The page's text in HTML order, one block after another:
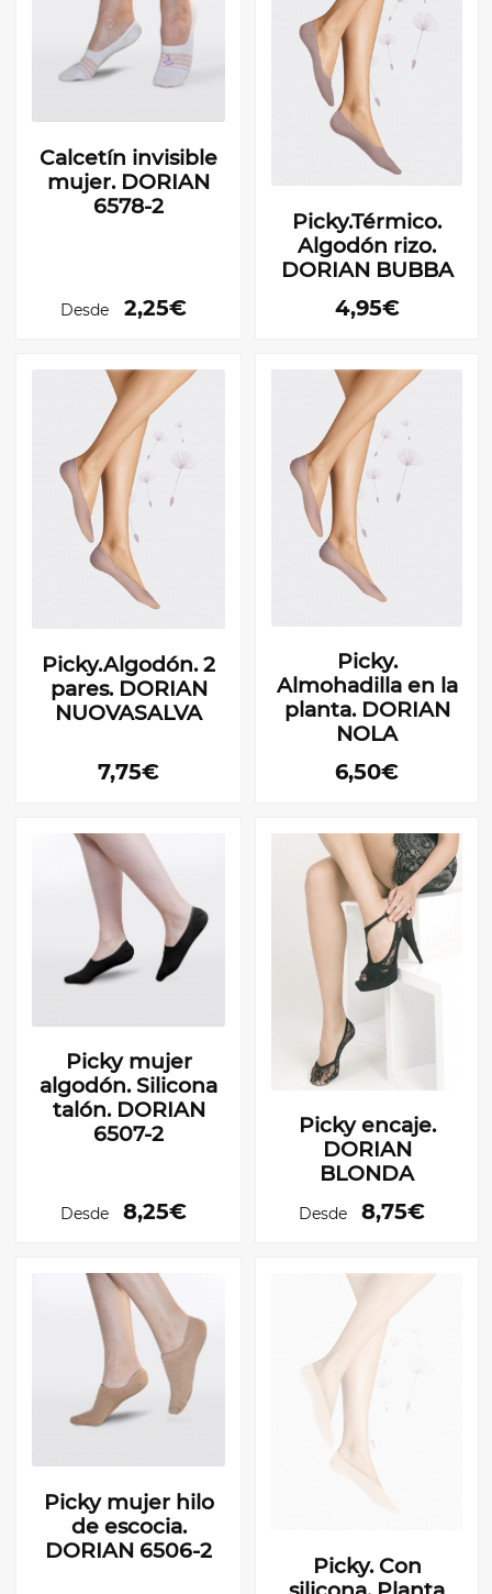
Calcetín invisible
mujer. DORIAN
6578-2
Desde 2,25€
Picky.Térmico.
Algodón rizo.
DORIAN BUBBA
4,95€
Picky.Algodón. 2
pares. DORIAN
NUOVASALVA
7,75€
Picky.
Almohadilla en la
planta. DORIAN
NOLA
6,50€
Picky mujer
algodón. Silicona
talón. DORIAN
6507-2
Desde 8,25€
Picky encaje.
DORIAN
BLONDA
Desde 8,75€
Picky mujer hilo
de escocia.
DORIAN 6506-2
Picky. Con